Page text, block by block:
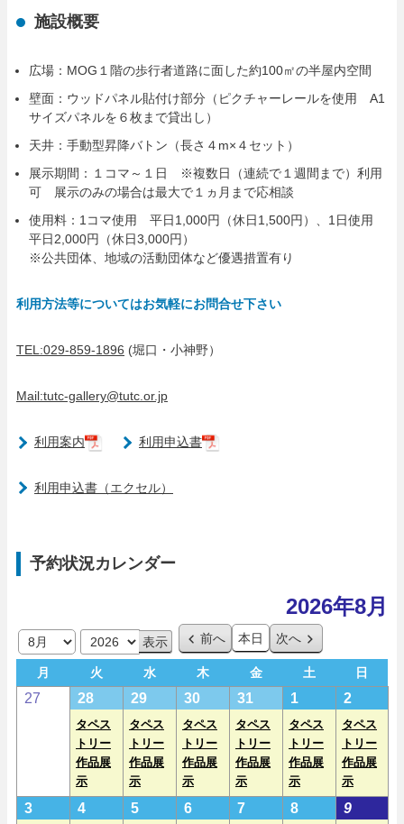
施設概要
広場：MOG１階の歩行者道路に面した約100㎡の半屋内空間
壁面：ウッドパネル貼付け部分（ピクチャーレールを使用 A1
サイズパネルを６枚まで貸出し）
天井：手動型昇降バトン（長さ４m×４セット）
展示期間：１コマ～１日 ※複数日（連続で１週間まで）利用
可 展示のみの場合は最大で１ヵ月まで応相談
使用料：1コマ使用 平日1,000円（休日1,500円）、1日使用
平日2,000円（休日3,000円）
※公共団体、地域の活動団体など優遇措置有り
利用方法等についてはお気軽にお問合せ下さい
TEL:029-859-1896 (堀口・小神野）
Mail:tutc-gallery@tutc.or.jp
利用案内 利用申込書
利用申込書（エクセル）
予約状況カレンダー
2026年8月
月
年
前へ 本日 次へ
月
曜
火火
曜
日
水水
曜
日
木木
曜
日
金金
曜
日
土土
曜
日
日
曜
日
27 282
0
2
6
(1
e
v
e
タペス
トリー
作品展
示
292
0
2
6
(1
e
v
e
タペス
トリー
作品展
示
302
0
2
6
(1
e
v
e
タペス
トリー
作品展
示
31
0
2
6
e
v
e
タペス
トリー
作品展
示
1
0
2
6
年
8
e
v
e
n
t)
タペス
トリー
作品展
示
2
0
2
6
年
8
e
v
e
n
t)
タペス
トリー
作品展
示
32(1
42(1
52(2
62(1
72(1
82(1
92(1